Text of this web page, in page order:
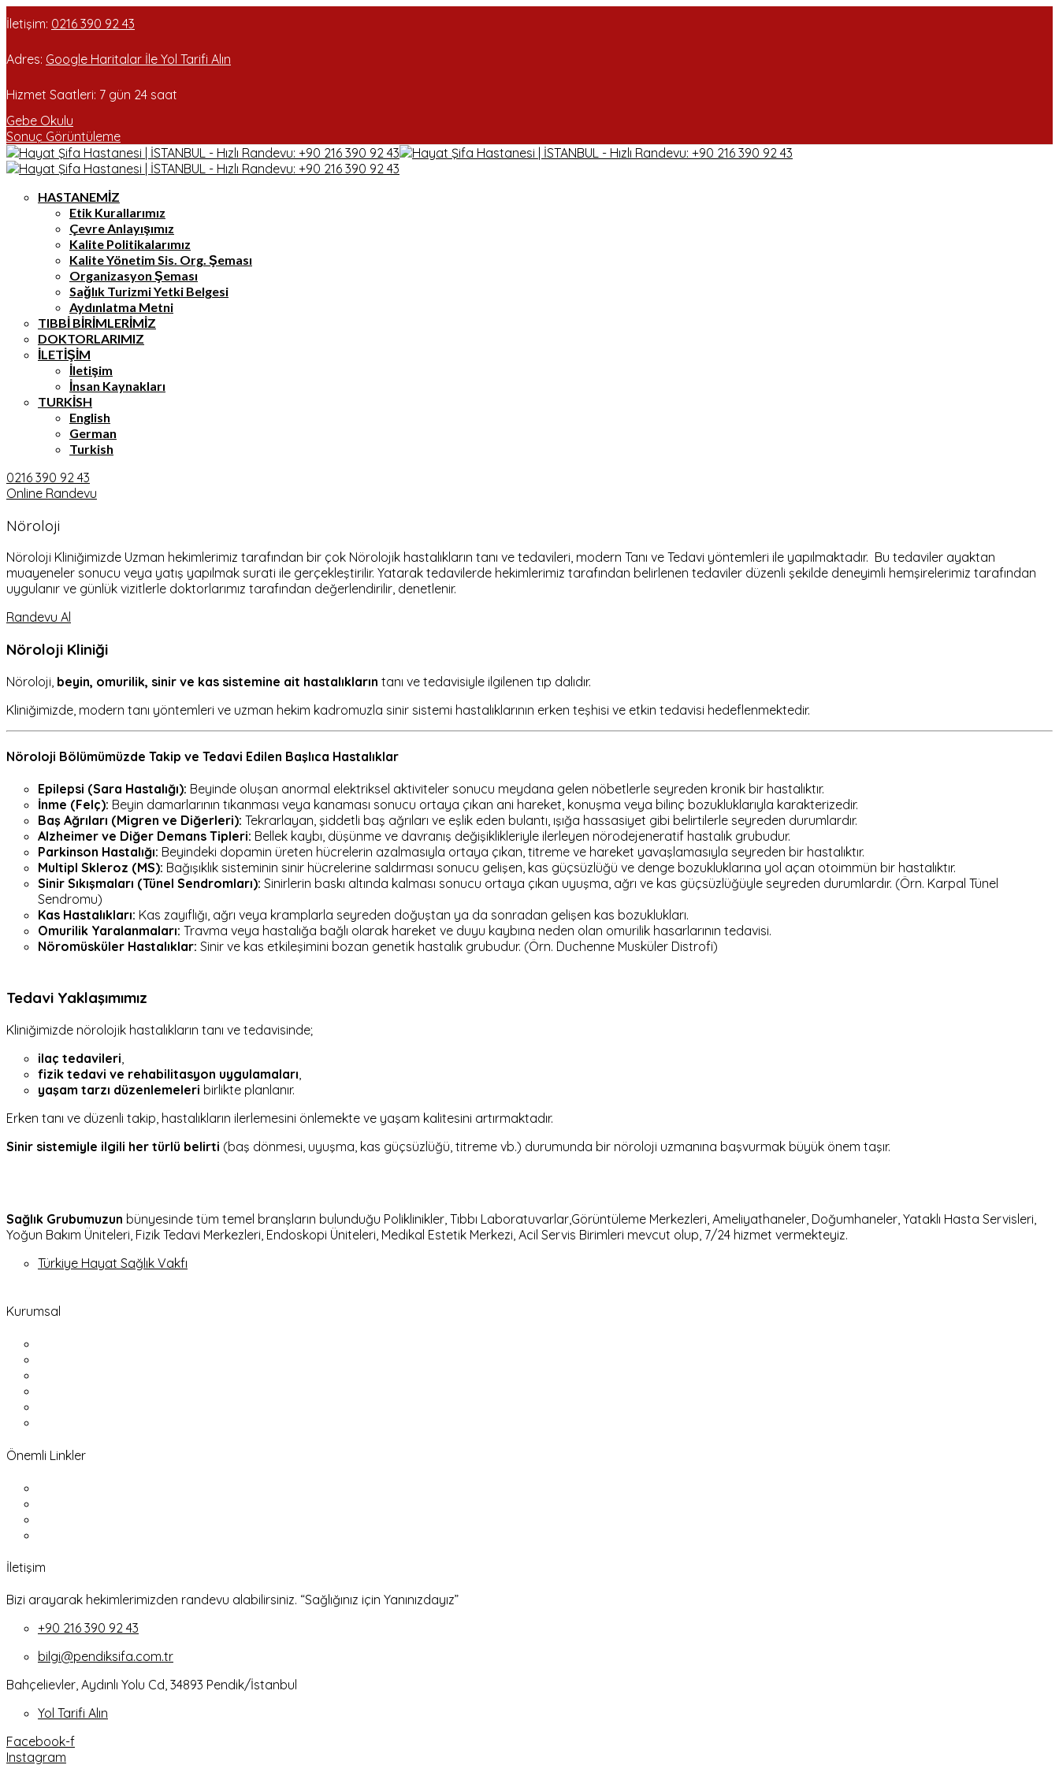
İletişim: 0216 390 92 43
Adres: Google Haritalar İle Yol Tarifi Alın
Hizmet Saatleri: 7 gün 24 saat
Gebe Okulu
Sonuç Görüntüleme
HASTANEMIZ
Etik Kurallarımız
Çevre Anlayışımız
Kalite Politikalarımız
Kalite Yönetim Sis. Org. Şeması
Organizasyon Şeması
Sağlık Turizmi Yetki Belgesi
Aydınlatma Metni
TIBBI BIRIMLERIMIZ
DOKTORLARIMIZ
İLETIŞIM
İletişim
İnsan Kaynakları
TURKISH
English
German
Turkish
0216 390 92 43
Online Randevu
Nöroloji
Nöroloji Kliniğimizde Uzman hekimlerimiz tarafından bir çok Nörolojik hastalıkların tanı ve tedavileri, modern Tanı ve Tedavi yöntemleri ile yapılmaktadır. Bu tedaviler ayaktan
muayeneler sonucu veya yatış yapılmak surati ile gerçekleştirilir. Yatarak tedavilerde hekimlerimiz tarafından belirlenen tedaviler düzenli şekilde deneyimli hemşirelerimiz tarafından
uygulanır ve günlük vizitlerle doktorlarımız tarafından değerlendirilir, denetlenir.
Randevu Al
Nöroloji Kliniği
Nöroloji, beyin, omurilik, sinir ve kas sistemine ait hastalıkların tanı ve tedavisiyle ilgilenen tıp dalıdır.
Kliniğimizde, modern tanı yöntemleri ve uzman hekim kadromuzla sinir sistemi hastalıklarının erken teşhisi ve etkin tedavisi hedeflenmektedir.
Nöroloji Bölümümüzde Takip ve Tedavi Edilen Başlıca Hastalıklar
Epilepsi (Sara Hastalığı): Beyinde oluşan anormal elektriksel aktiviteler sonucu meydana gelen nöbetlerle seyreden kronik bir hastalıktır.
İnme (Felç): Beyin damarlarının tıkanması veya kanaması sonucu ortaya çıkan ani hareket, konuşma veya bilinç bozukluklarıyla karakterizedir.
Baş Ağrıları (Migren ve Diğerleri): Tekrarlayan, şiddetli baş ağrıları ve eşlik eden bulantı, ışığa hassasiyet gibi belirtilerle seyreden durumlardır.
Alzheimer ve Diğer Demans Tipleri: Bellek kaybı, düşünme ve davranış değişiklikleriyle ilerleyen nörodejeneratif hastalık grubudur.
Parkinson Hastalığı: Beyindeki dopamin üreten hücrelerin azalmasıyla ortaya çıkan, titreme ve hareket yavaşlamasıyla seyreden bir hastalıktır.
Multipl Skleroz (MS): Bağışıklık sisteminin sinir hücrelerine saldırması sonucu gelişen, kas güçsüzlüğü ve denge bozukluklarına yol açan otoimmün bir hastalıktır.
Sinir Sıkışmaları (Tünel Sendromları): Sinirlerin baskı altında kalması sonucu ortaya çıkan uyuşma, ağrı ve kas güçsüzlüğüyle seyreden durumlardır. (Örn. Karpal Tünel
Sendromu)
Kas Hastalıkları: Kas zayıflığı, ağrı veya kramplarla seyreden doğuştan ya da sonradan gelişen kas bozuklukları.
Omurilik Yaralanmaları: Travma veya hastalığa bağlı olarak hareket ve duyu kaybına neden olan omurilik hasarlarının tedavisi.
Nöromüsküler Hastalıklar: Sinir ve kas etkileşimini bozan genetik hastalık grubudur. (Örn. Duchenne Musküler Distrofi)
Tedavi Yaklaşımımız
Kliniğimizde nörolojik hastalıkların tanı ve tedavisinde;
ilaç tedavileri
fizik tedavi ve rehabilitasyon uygulamaları
yaşam tarzı düzenlemeleri birlikte planlanır.
Erken tanı ve düzenli takip, hastalıkların ilerlemesini önlemekte ve yaşam kalitesini artırmaktadır.
Sinir sistemiyle ilgili her türlü belirti (baş dönmesi, uyuşma, kas güçsüzlüğü, titreme vb.) durumunda bir nöroloji uzmanına başvurmak büyük önem taşır.
Sağlık Grubumuzun bünyesinde tüm temel branşların bulunduğu Poliklinikler, Tıbbı Laboratuvarlar,Görüntüleme Merkezleri, Ameliyathaneler, Doğumhaneler, Yataklı Hasta Servisleri,
Yoğun Bakım Üniteleri, Fizik Tedavi Merkezleri, Endoskopi Üniteleri, Medikal Estetik Merkezi, Acil Servis Birimleri mevcut olup, 7/24 hizmet vermekteyiz.
Türkiye Hayat Sağlık Vakfı
Kurumsal
Önemli Linkler
İletişim
Bizi arayarak hekimlerimizden randevu alabilirsiniz. “Sağlığınız için Yanınızdayız”
+90 216 390 92 43
bilgi@pendiksifa.com.tr
Bahçelievler, Aydınlı Yolu Cd, 34893 Pendik/İstanbul
Yol Tarifi Alın
Facebook-f
Instagram